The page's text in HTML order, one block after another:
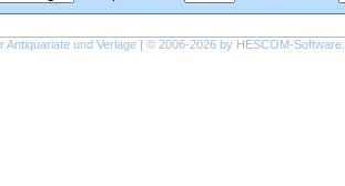
Antiquariate und Verlage | © 2006-2026 by HESCOM-Software